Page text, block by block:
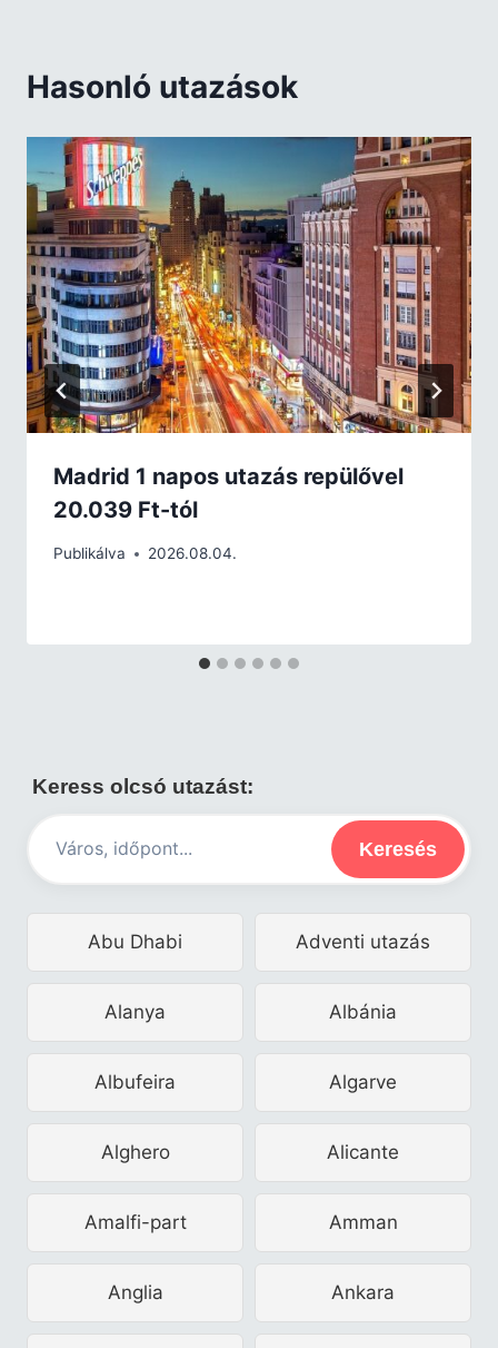
Hasonló utazások
Madrid 1 napos utazás repülővel
20.039 Ft-tól
Publikálva 2026.08.04.
Keress olcsó utazást:
Keresés
Abu Dhabi Adventi utazás
Alanya Albánia
Albufeira Algarve
Alghero Alicante
Amalfi-part Amman
Anglia Ankara